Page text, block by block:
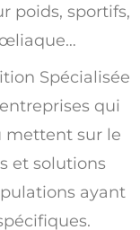
poids, sportifs,
Spécialisée
qui
mettent sur le
et solutions
ayant